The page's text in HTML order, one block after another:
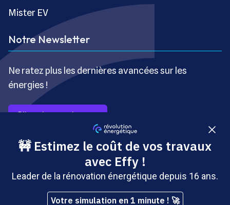
Mister EV
Notre Newsletter
Ne ratez plus les dernières avancées sur les
énergies !
S’inscrire gratuitement
Copyright © Révolution Énergétique - Tous droits réservés
- Site édité par Saabre SAS, une société du groupe
Brakson